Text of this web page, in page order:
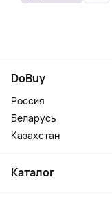
DoBuy
Россия
Беларусь
Казахстан
Каталог